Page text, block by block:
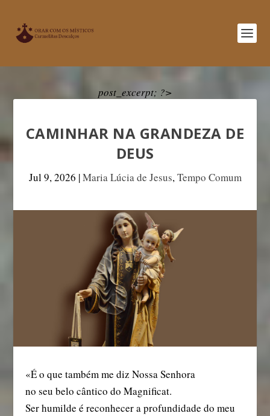
post_excerpt; ?>
CAMINHAR NA GRANDEZA DE
DEUS
Jul 9, 2026 |Maria Lúcia de Jesus,Tempo Comum
«É o que também me diz Nossa Senhora
no seu belo cântico do Magnificat.
Ser humilde é reconhecer a profundidade do meu